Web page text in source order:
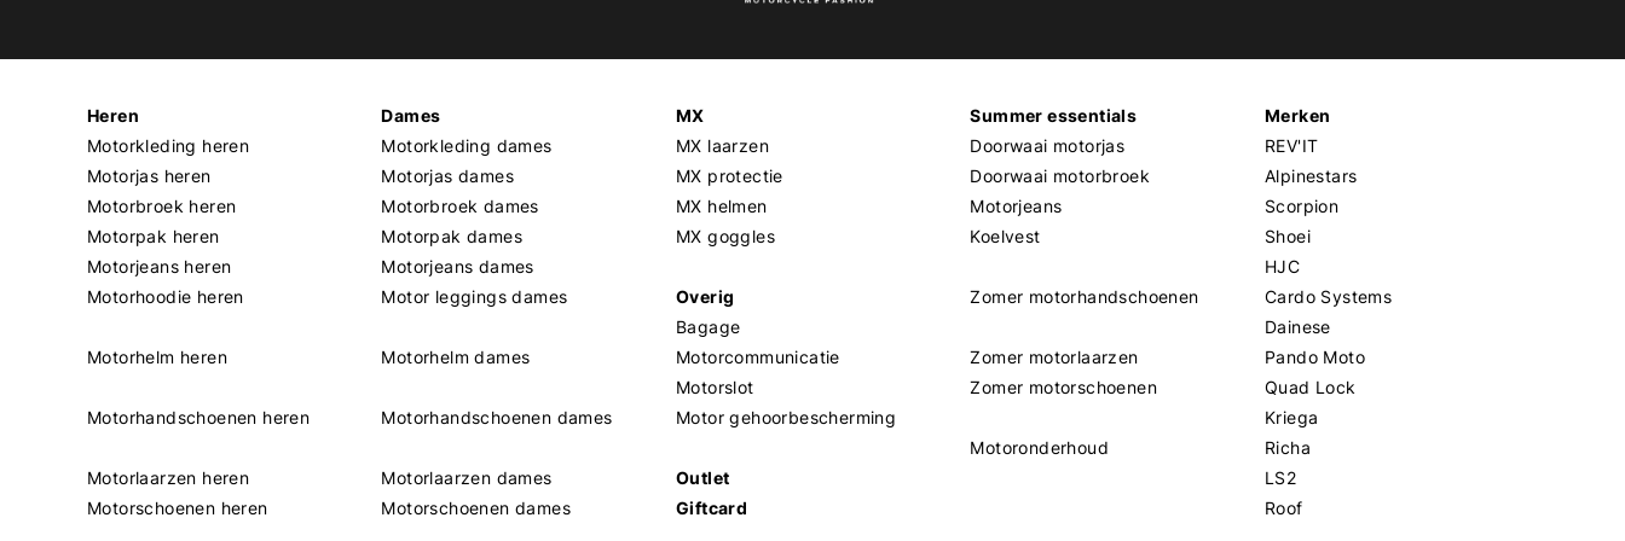
Heren
Motorkleding heren
Motorjas heren
Motorbroek heren
Motorpak heren
Motorjeans heren
Motorhoodie heren
Motorhelm heren
Motorhandschoenen heren
Motorlaarzen heren
Motorschoenen heren
Dames
Motorkleding dames
Motorjas dames
Motorbroek dames
Motorpak dames
Motorjeans dames
Motor leggings dames
Motorhelm dames
Motorhandschoenen dames
Motorlaarzen dames
Motorschoenen dames
MX
MX laarzen
MX protectie
MX helmen
MX goggles
Overig
Bagage
Motorcommunicatie
Motorslot
Motor gehoorbescherming
Outlet
Giftcard
Summer essentials
Doorwaai motorjas
Doorwaai motorbroek
Motorjeans
Koelvest
Zomer motorhandschoenen
Zomer motorlaarzen
Zomer motorschoenen
Motoronderhoud
Merken
REV'IT
Alpinestars
Scorpion
Shoei
HJC
Cardo Systems
Dainese
Pando Moto
Quad Lock
Kriega
Richa
LS2
Roof